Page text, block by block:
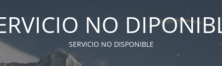
NO
SERVICIO NO DISPONIBLE